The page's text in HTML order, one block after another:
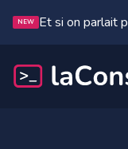
NEW Et si on parlait